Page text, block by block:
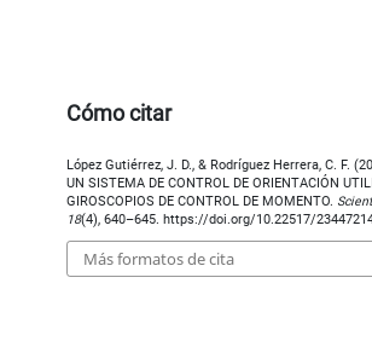
Cómo citar
López Gutiérrez, J. D., & Rodríguez Herrera, C. F.
UN SISTEMA DE CONTROL DE ORIENTACIÓN
GIROSCOPIOS DE CONTROL DE MOMENTO.
18(4), 640–645. https://doi.org/10.22517/
Más formatos de cita